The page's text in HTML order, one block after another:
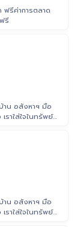
ฟรีค่าการตลาด
รี
าน อสังหาฯ มือ
ราใส่ใจในทรัพย์
ต่างๆ/ เดินสิน
าชีพ กว่า 2,000
าน อสังหาฯ มือ
ราใส่ใจในทรัพย์